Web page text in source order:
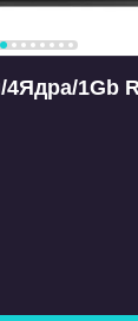
1Gb